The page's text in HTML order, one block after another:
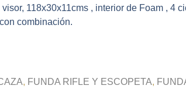
118x30x11cms , interior de Foam , 4
combinación.
, FUNDA RIFLE Y ESCOPETA,